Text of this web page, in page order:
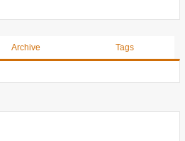
Archive Tags